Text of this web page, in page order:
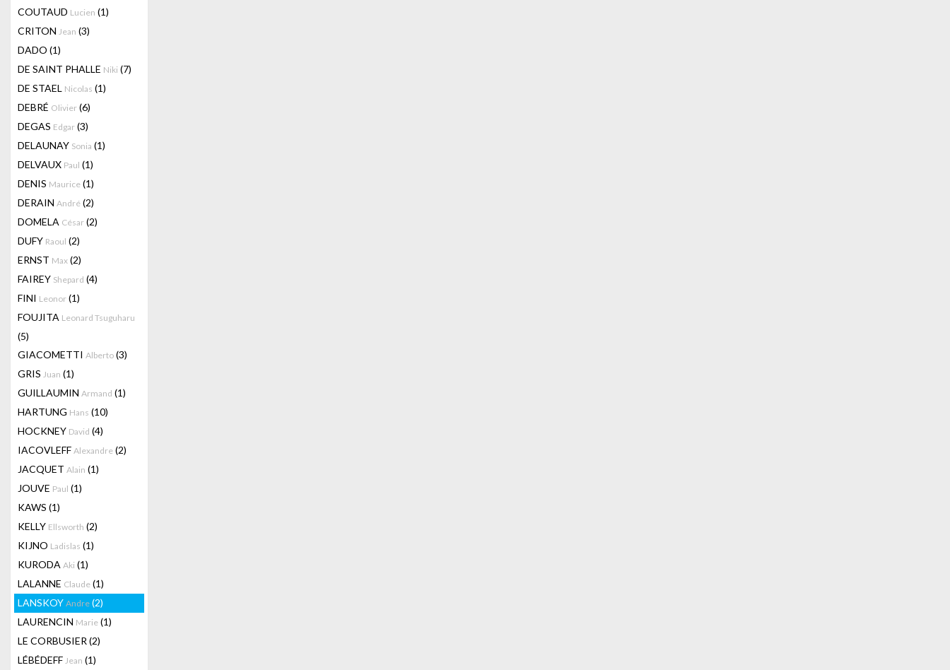
COUTAUD Lucien (1)
CRITON Jean (3)
DADO (1)
DE SAINT PHALLE Niki (7)
DE STAEL Nicolas (1)
DEBRÉ Olivier (6)
DEGAS Edgar (3)
DELAUNAY Sonia (1)
DELVAUX Paul (1)
DENIS Maurice (1)
DERAIN André (2)
DOMELA César (2)
DUFY Raoul (2)
ERNST Max (2)
FAIREY Shepard (4)
FINI Leonor (1)
FOUJITA Leonard Tsuguharu
(5)
GIACOMETTI Alberto (3)
GRIS Juan (1)
GUILLAUMIN Armand (1)
HARTUNG Hans (10)
HOCKNEY David (4)
IACOVLEFF Alexandre (2)
JACQUET Alain (1)
JOUVE Paul (1)
KAWS (1)
KELLY Ellsworth (2)
KIJNO Ladislas (1)
KURODA Aki (1)
LALANNE Claude (1)
LANSKOY Andre (2)
LAURENCIN Marie (1)
LE CORBUSIER (2)
LÉBÉDEFF Jean (1)